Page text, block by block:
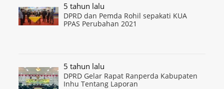
5 tahun lalu
DPRD dan Pemda Rohil sepakati KUA
PPAS Perubahan 2021
5 tahun lalu
DPRD Gelar Rapat Ranperda Kabupaten
Inhu Tentang Laporan